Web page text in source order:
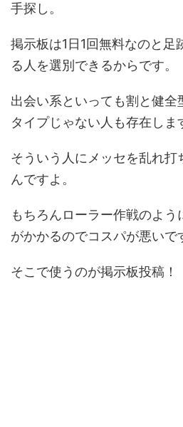
手探し。
掲示板は1日1回無料なのと足
る人を選別できるからです。
出会い系といっても割と健
タイプじゃない人も存在しま
そういう人にメッセを乱れ打
んですよ。
もちろんローラー作戦のよ
がかかるのでコスパが悪いで
そこで使うのが掲示板投稿！